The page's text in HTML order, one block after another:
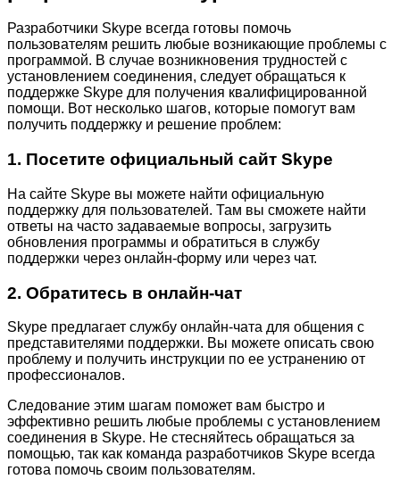
Разработчики Skype всегда готовы помочь
пользователям решить любые возникающие проблемы с
программой. В случае возникновения трудностей с
установлением соединения, следует обращаться к
поддержке Skype для получения квалифицированной
помощи. Вот несколько шагов, которые помогут вам
получить поддержку и решение проблем:
1. Посетите официальный сайт Skype
На сайте Skype вы можете найти официальную
поддержку для пользователей. Там вы сможете найти
ответы на часто задаваемые вопросы, загрузить
обновления программы и обратиться в службу
поддержки через онлайн-форму или через чат.
2. Обратитесь в онлайн-чат
Skype предлагает службу онлайн-чата для общения с
представителями поддержки. Вы можете описать свою
проблему и получить инструкции по ее устранению от
профессионалов.
Следование этим шагам поможет вам быстро и
эффективно решить любые проблемы с установлением
соединения в Skype. Не стесняйтесь обращаться за
помощью, так как команда разработчиков Skype всегда
готова помочь своим пользователям.